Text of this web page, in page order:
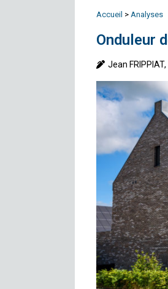
Accueil > Analyses
Onduleur
Jean